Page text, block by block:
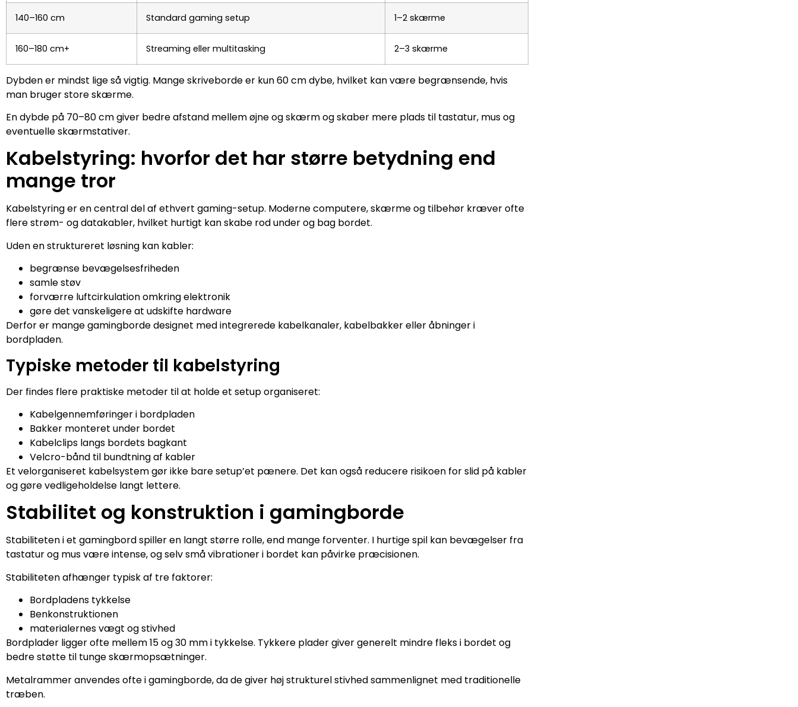
140–160 cm Standard gaming setup 1–2 skærme
160–180 cm+ Streaming eller multitasking 2–3 skærme
Dybden er mindst lige så vigtig. Mange skriveborde er kun 60 cm dybe, hvilket kan være begrænsende, hvis
man bruger store skærme.
En dybde på 70–80 cm giver bedre afstand mellem øjne og skærm og skaber mere plads til tastatur, mus og
eventuelle skærmstativer.
Kabelstyring: hvorfor det har større betydning end
mange tror
Kabelstyring er en central del af ethvert gaming-setup. Moderne computere, skærme og tilbehør kræver ofte
flere strøm- og datakabler, hvilket hurtigt kan skabe rod under og bag bordet.
Uden en struktureret løsning kan kabler:
begrænse bevægelsesfriheden
samle støv
forværre luftcirkulation omkring elektronik
gøre det vanskeligere at udskifte hardware
Derfor er mange gamingborde designet med integrerede kabelkanaler, kabelbakker eller åbninger i
bordpladen.
Typiske metoder til kabelstyring
Der findes flere praktiske metoder til at holde et setup organiseret:
Kabelgennemføringer i bordpladen
Bakker monteret under bordet
Kabelclips langs bordets bagkant
Velcro-bånd til bundtning af kabler
Et velorganiseret kabelsystem gør ikke bare setup’et pænere. Det kan også reducere risikoen for slid på kabler
og gøre vedligeholdelse langt lettere.
Stabilitet og konstruktion i gamingborde
Stabiliteten i et gamingbord spiller en langt større rolle, end mange forventer. I hurtige spil kan bevægelser fra
tastatur og mus være intense, og selv små vibrationer i bordet kan påvirke præcisionen.
Stabiliteten afhænger typisk af tre faktorer:
Bordpladens tykkelse
Benkonstruktionen
materialernes vægt og stivhed
Bordplader ligger ofte mellem 15 og 30 mm i tykkelse. Tykkere plader giver generelt mindre fleks i bordet og
bedre støtte til tunge skærmopsætninger.
Metalrammer anvendes ofte i gamingborde, da de giver høj strukturel stivhed sammenlignet med traditionelle
træben.